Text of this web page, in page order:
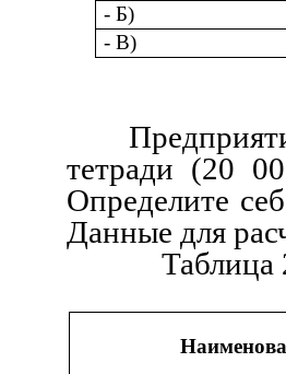
- Б)
- В)
тетради (20
Определите
Данные для
Таблица